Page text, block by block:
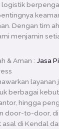
Dengan tim
menjamin
& Aman : Jasa
layanan
berbagai
hingga
door-to-door,
di Kendal